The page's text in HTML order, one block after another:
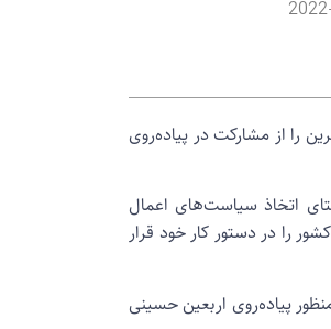
را از مشارکت در پیاده‌روی
اتخاذ سیاست‌های اعمال
را در دستور کار خود قرار
پیاده‌روی اربعین حسینی